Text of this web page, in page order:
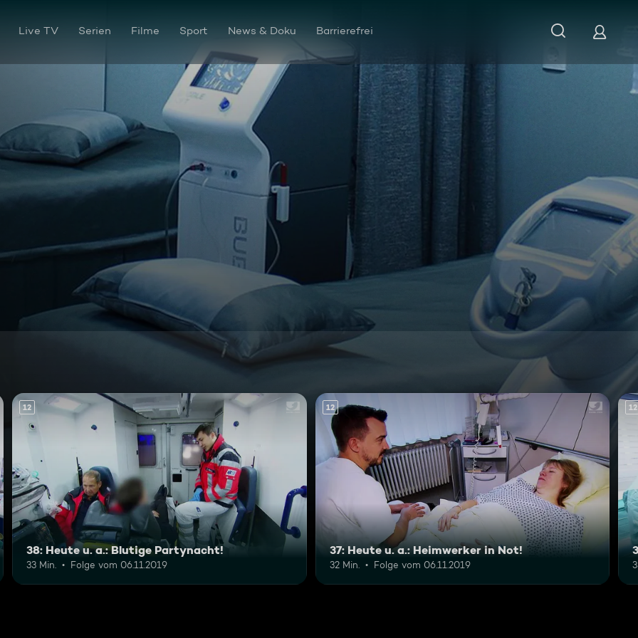
Live TV Serien Filme Sport News & Doku Barrierefrei
12
38: Heute u. a.: Blutige Partynacht!
33 Min. Folge vom 06.11.2019
12
37: Heute u. a.: Heimwerker in Not!
32 Min. Folge vom 06.11.2019
12